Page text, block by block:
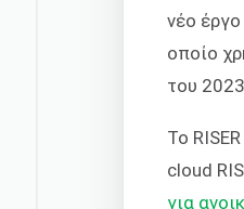
νέο
οποίο
του
Το
cloud
για